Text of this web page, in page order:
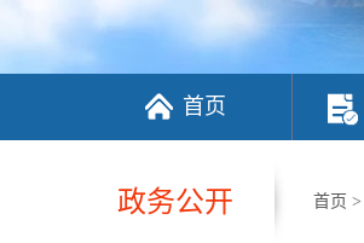
首页
政务公开 首页 >